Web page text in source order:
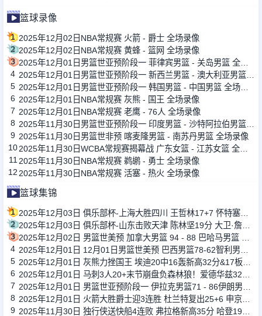
篮球录像
1 2025年12月02日NBA常规赛 火箭 - 爵士 全场录像
2 2025年12月02日NBA常规赛 黄蜂 - 篮网 全场录像
3
4
5
6 2025年12月01日NBA常规赛 灰熊 - 国王 全场录像
7 2025年12月01日NBA常规赛 老鹰 - 76人 全场录像
8
9 2025年11月30日男篮世非预 喀麦隆男篮 - 南苏丹男篮 全场录像
10
11 2025年11月30日NBA常规赛 鹈鹕 - 勇士 全场录像
12 2025年11月30日NBA常规赛 活塞 - 热火 全场录像
篮球集锦
1
2
3
4
5
6
7
8
9